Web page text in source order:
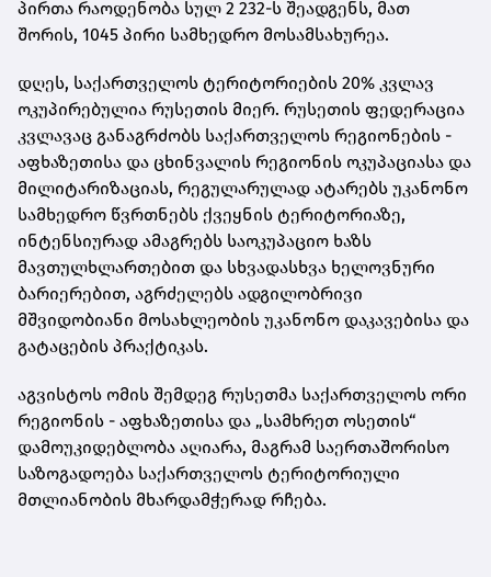
პირთა რაოდენობა სულ 2 232-ს შეადგენს, მათ
შორის, 1045 პირი სამხედრო მოსამსახურეა.
დღეს, საქართველოს ტერიტორიების 20% კვლავ
ოკუპირებულია რუსეთის მიერ. რუსეთის ფედერაცია
კვლავაც განაგრძობს საქართველოს რეგიონების -
აფხაზეთისა და ცხინვალის რეგიონის ოკუპაციასა და
მილიტარიზაციას, რეგულარულად ატარებს უკანონო
სამხედრო წვრთნებს ქვეყნის ტერიტორიაზე,
ინტენსიურად ამაგრებს საოკუპაციო ხაზს
მავთულხლართებით და სხვადასხვა ხელოვნური
ბარიერებით, აგრძელებს ადგილობრივი
მშვიდობიანი მოსახლეობის უკანონო დაკავებისა და
გატაცების პრაქტიკას.
აგვისტოს ომის შემდეგ რუსეთმა საქართველოს ორი
რეგიონის - აფხაზეთისა და „სამხრეთ ოსეთის“
დამოუკიდებლობა აღიარა, მაგრამ საერთაშორისო
საზოგადოება საქართველოს ტერიტორიული
მთლიანობის მხარდამჭერად რჩება.